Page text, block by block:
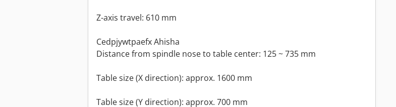
Z-axis travel: 610 mm
Cedpjywtpaefx Ahisha
Distance from spindle nose to table center: 125 ~ 735 mm
Table size (X direction): approx. 1600 mm
Table size (Y direction): approx. 700 mm